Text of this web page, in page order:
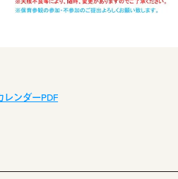
レンダーPDF